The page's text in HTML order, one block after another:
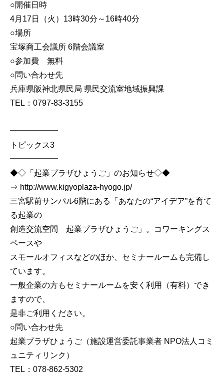
○開催日時
4月17日（火）13時30分～16時40分
○場所
宝塚商工会議所 6階会議室
○参加費 無料
○問い合わせ先
兵庫県阪神北県民局 県民交流室地域振興課
TEL：0797-83-3155
━━━━━━
トピックス3
━━━━━━
◆◇「起業プラザひょうご」のお知らせ◇◆
⇒ http://www.kigyoplaza-hyogo.jp/
三宮駅前サンパル6階にある「あなたの“アイデア”を育て
る起業の
創造交流空間 起業プラザひょうご」。コワーキングス
ペースや
スモールオフィスなどのほか、セミナールームも完備し
ています。
一般企業の方もセミナールームを安く利用（有料）でき
ますので、
是非ご利用ください。
○問い合わせ先
起業プラザひょうご（施設運営委託事業者 NPO法人コミ
ュニティリンク）
TEL：078-862-5302